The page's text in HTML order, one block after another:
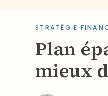
STRATÉGIE
Plan
mieux